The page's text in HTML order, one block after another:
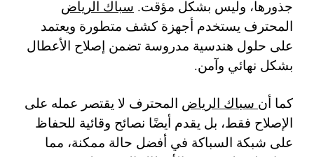
جذورها، وليس بشكل مؤقت. سباك الرياض
المحترف يستخدم أجهزة كشف متطورة ويعتمد
على حلول هندسية مدروسة تضمن إصلاح الأعطال
بشكل نهائي وآمن.
كما أن سباك الرياض المحترف لا يقتصر عمله على
الإصلاح فقط، بل يقدم أيضًا نصائح وقائية للحفاظ
على شبكة السباكة في أفضل حالة ممكنة، مما